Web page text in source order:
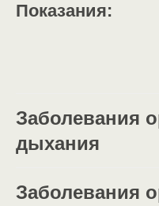
Показания:
Заболевания
дыхания
Заболевания